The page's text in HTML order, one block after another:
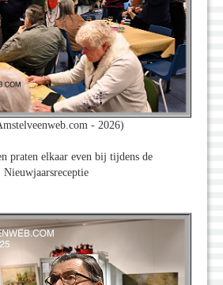
- 2026)
praten elkaar even bij tijdens de
Nieuwjaarsreceptie